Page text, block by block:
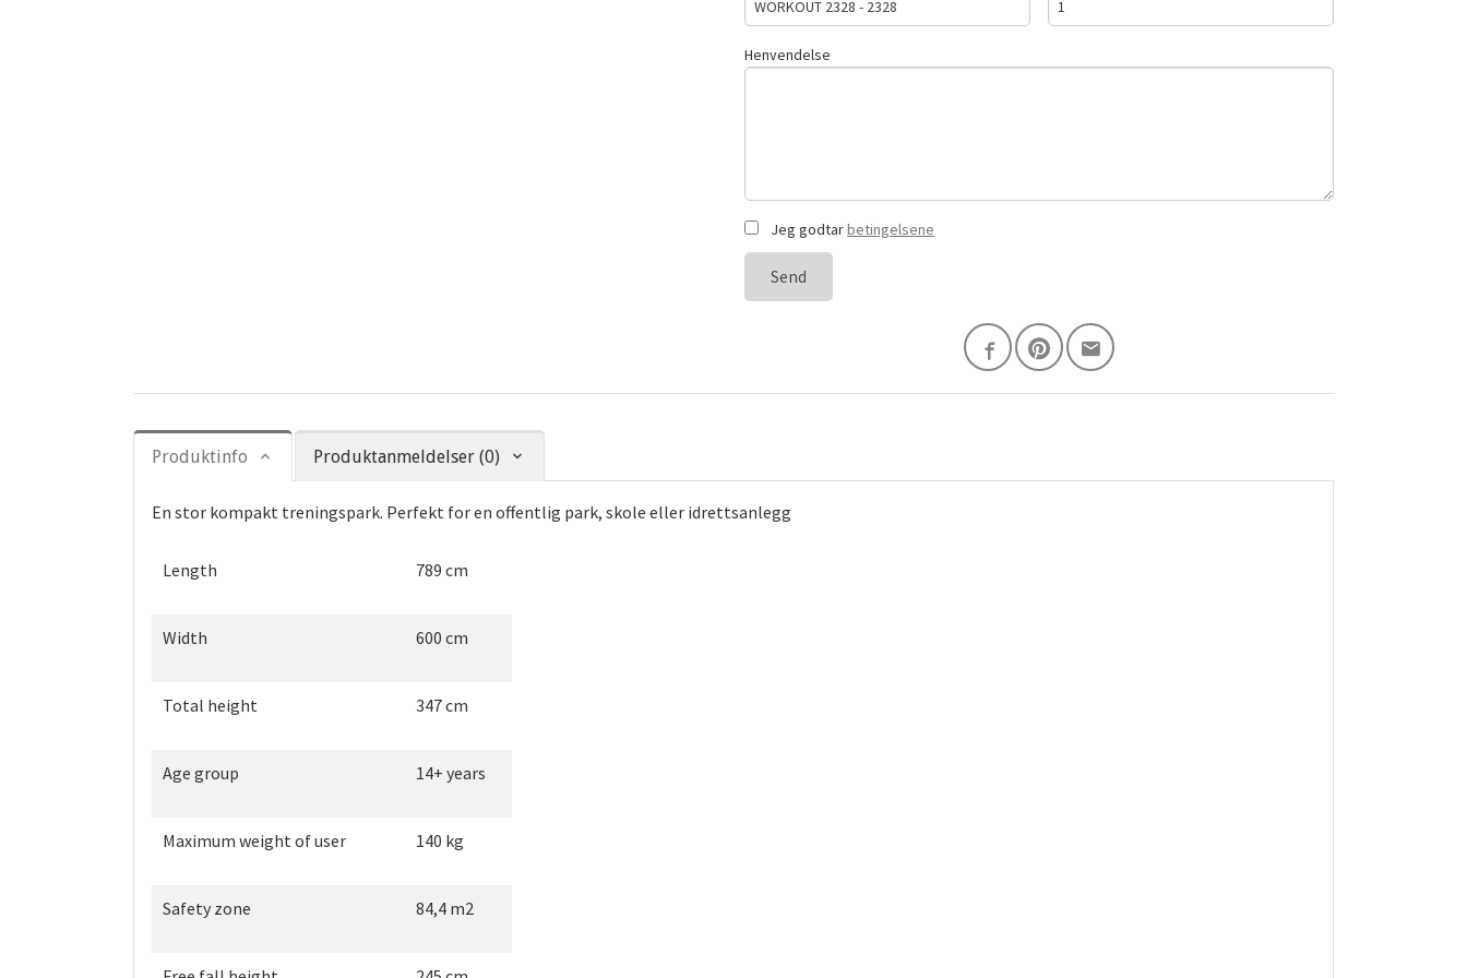
Henvendelse
Jeg godtarbetingelsene
Send
Produktinfo Produktanmeldelser (0)
En stor kompakt treningspark. Perfekt for en offentlig park, skole eller idrettsanlegg
Length 789 cm
Width 600 cm
Total height 347 cm
Age group 14+ years
Maximum weight of user 140 kg
Safety zone 84,4 m2